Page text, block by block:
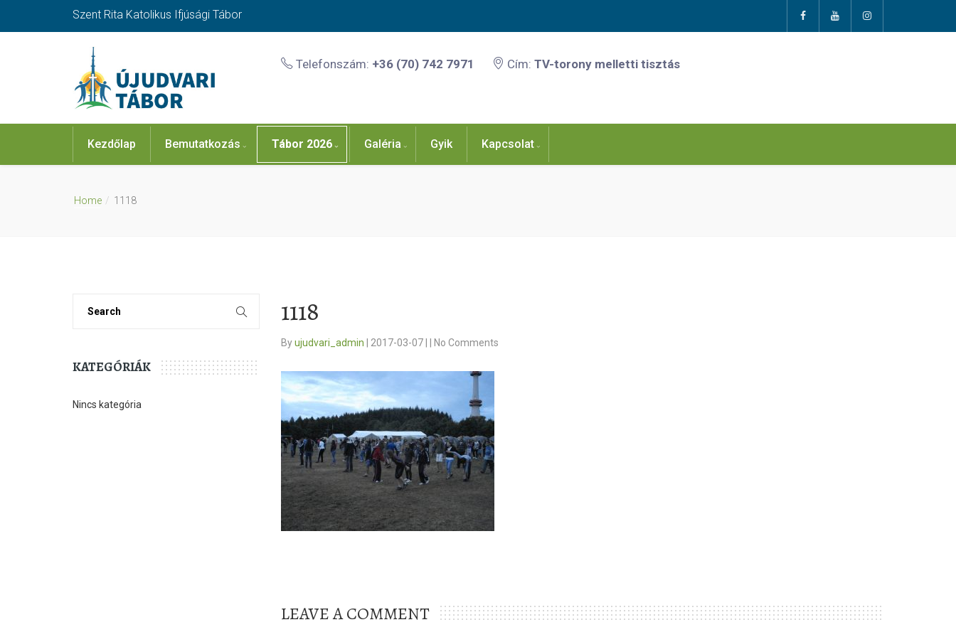
Szent Rita Katolikus Ifjúsági Tábor
Telefonszám: +36 (70) 742 7971 Cím: TV-torony melletti tisztás
Kezdőlap Bemutatkozás Tábor 2026 Galéria Gyik Kapcsolat
Home 1118
KATEGÓRIÁK
Nincs kategória
1118
Byujudvari_admin 2017-03-07 No Comments
LEAVE A COMMENT